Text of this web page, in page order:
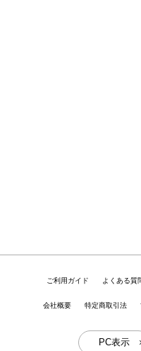
ご利用ガイド よくある質
会社概要 特定商取引法
PC表示